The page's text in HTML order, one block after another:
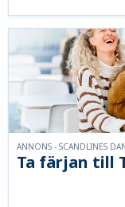
Ta färjan till
ANNONS - SCANDLINES